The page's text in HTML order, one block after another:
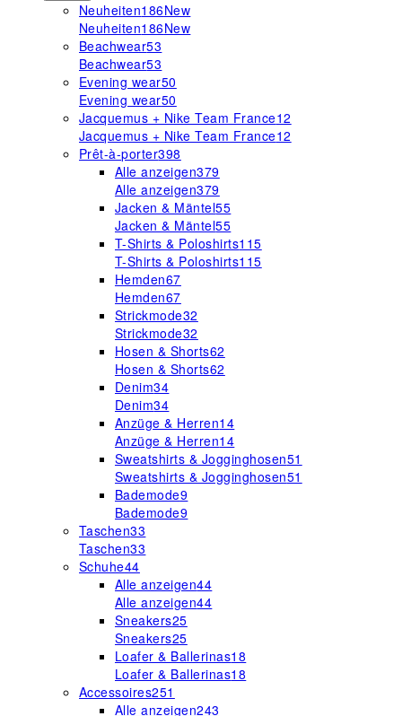
Neuheiten186New
Neuheiten186New
Beachwear53
Beachwear53
Evening wear50
Evening wear50
Jacquemus + Nike Team France12
Jacquemus + Nike Team France12
Prêt-à-porter398
Alle anzeigen379
Alle anzeigen379
Jacken & Mäntel55
Jacken & Mäntel55
T-Shirts & Poloshirts115
T-Shirts & Poloshirts115
Hemden67
Hemden67
Strickmode32
Strickmode32
Hosen & Shorts62
Hosen & Shorts62
Denim34
Denim34
Anzüge & Herren14
Anzüge & Herren14
Sweatshirts & Jogginghosen51
Sweatshirts & Jogginghosen51
Bademode9
Bademode9
Taschen33
Taschen33
Schuhe44
Alle anzeigen44
Alle anzeigen44
Sneakers25
Sneakers25
Loafer & Ballerinas18
Loafer & Ballerinas18
Accessoires251
Alle anzeigen243